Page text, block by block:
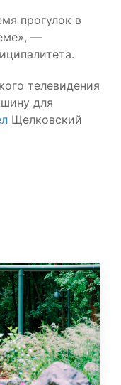
прогулок в
—
телевидения
для
Щелковский